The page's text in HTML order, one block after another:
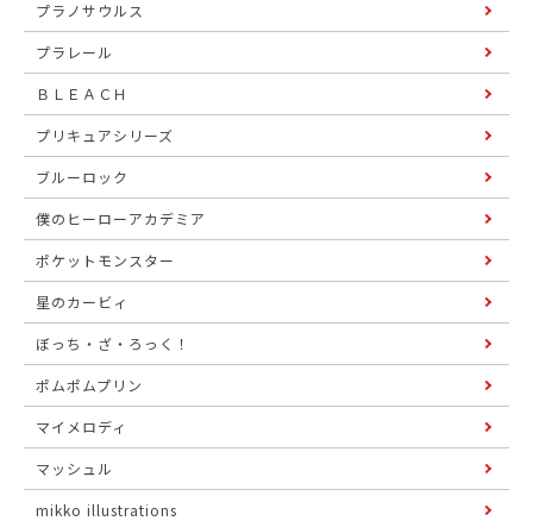
プラノサウルス
プラレール
ＢＬＥＡＣＨ
プリキュアシリーズ
ブルーロック
僕のヒーローアカデミア
ポケットモンスター
星のカービィ
ぼっち・ざ・ろっく！
ポムポムプリン
マイメロディ
マッシュル
mikko illustrations